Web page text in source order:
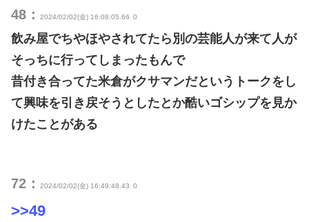
48： 2024/02/02(金) 16:08:05.66 0
飲み屋でちやほやされてたら別の芸能人が来て人が
そっちに行ってしまったもんで
昔付き合ってた米倉がクサマンだというトークをし
て興味を引き戻そうとしたとか酷いゴシップを見か
けたことがある
72： 2024/02/02(金) 16:49:48.43 0
>>49